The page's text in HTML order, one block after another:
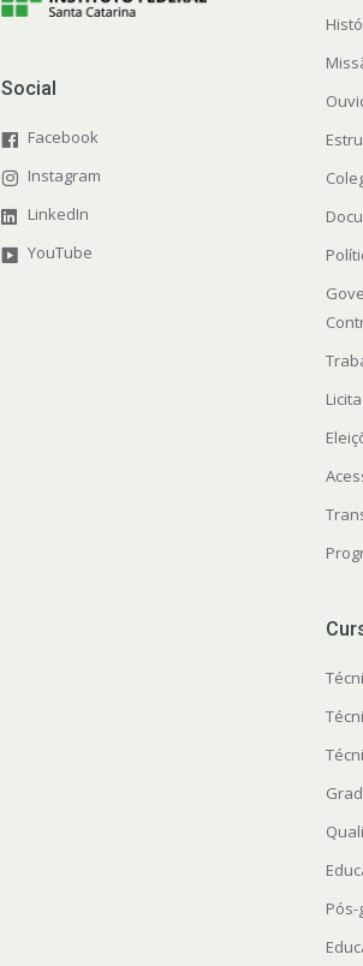
Social
Facebook
Instagram
LinkedIn
YouTube